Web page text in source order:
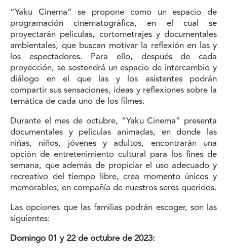
“Yaku Cinema” se propone como un espacio de
programación cinematográfica, en el cual se
proyectarán películas, cortometrajes y documentales
ambientales, que buscan motivar la reflexión en las y
los espectadores. Para ello, después de cada
proyección, se sostendrá un espacio de intercambio y
diálogo en el que las y los asistentes podrán
compartir sus sensaciones, ideas y reflexiones sobre la
temática de cada uno de los filmes.
Durante el mes de octubre, “Yaku Cinema” presenta
documentales y películas animadas, en donde las
niñas, niños, jóvenes y adultos, encontrarán una
opción de entretenimiento cultural para los fines de
semana, que además de propiciar el uso adecuado y
recreativo del tiempo libre, crea momento únicos y
memorables, en compañía de nuestros seres queridos.
Las opciones que las familias podrán escoger, son las
siguientes:
Domingo 01 y 22 de octubre de 2023: